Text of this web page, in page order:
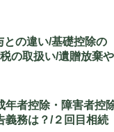
の違い/基礎控除の
の取扱い/遺贈放棄や
年者控除・障害者控
義務は？/２回目相続